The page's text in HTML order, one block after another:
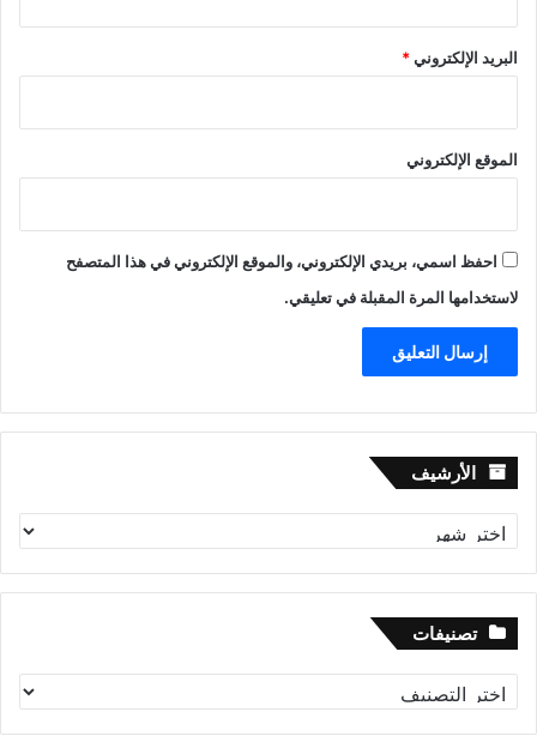
البريد الإلكتروني*
الموقع الإلكتروني
احفظ اسمي، بريدي الإلكتروني، والموقع الإلكتروني في هذا المتصفح
لاستخدامها المرة المقبلة في تعليقي.
الأرشيف الأرشيف
تصنيفات
تصنيفات